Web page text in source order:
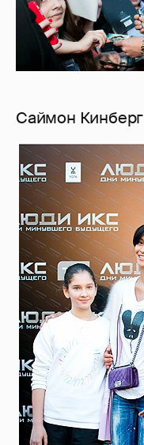
Саймон Кинберг